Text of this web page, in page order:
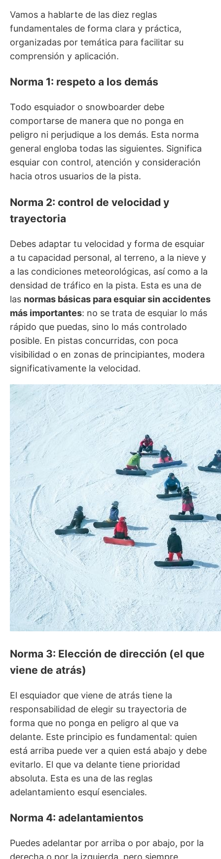
Vamos a hablarte de las diez reglas
fundamentales de forma clara y práctica,
organizadas por temática para facilitar su
comprensión y aplicación.
Norma 1: respeto a los demás
Todo esquiador o snowboarder debe
comportarse de manera que no ponga en
peligro ni perjudique a los demás. Esta norma
general engloba todas las siguientes. Significa
esquiar con control, atención y consideración
hacia otros usuarios de la pista.
Norma 2: control de velocidad y
trayectoria
Debes adaptar tu velocidad y forma de esquiar
a tu capacidad personal, al terreno, a la nieve y
a las condiciones meteorológicas, así como a la
densidad de tráfico en la pista. Esta es una de
las normas básicas para esquiar sin accidentes
más importantes: no se trata de esquiar lo más
rápido que puedas, sino lo más controlado
posible. En pistas concurridas, con poca
visibilidad o en zonas de principiantes, modera
significativamente la velocidad.
Norma 3: Elección de dirección (el que
viene de atrás)
El esquiador que viene de atrás tiene la
responsabilidad de elegir su trayectoria de
forma que no ponga en peligro al que va
delante. Este principio es fundamental: quien
está arriba puede ver a quien está abajo y debe
evitarlo. El que va delante tiene prioridad
absoluta. Esta es una de las reglas
adelantamiento esquí esenciales.
Norma 4: adelantamientos
Puedes adelantar por arriba o por abajo, por la
derecha o por la izquierda, pero siempre